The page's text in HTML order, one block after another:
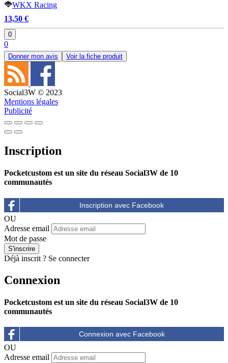
WKX Racing
13,50 €
0
0
Donner mon avis Voir la fiche produit
Social3W © 2023
Mentions légales
Publicité
Inscription
Pocketcustom est un site du réseau Social3W de 10
communautés
OU
Adresse email
Mot de passe
Déjà inscrit ? Se connecter
Connexion
Pocketcustom est un site du réseau Social3W de 10
communautés
OU
Adresse email